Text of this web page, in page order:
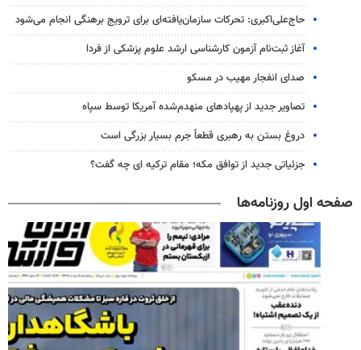
حاج‌علی‌اکبری: تحرکات سازمان‌یافته‌ای برای ترویج برهنگی انجام می‌شود
آغاز ثبت‌نام‌ آزمون کارشناسی ارشد علوم پزشکی از فردا
صدای انفجار مهیب در مسکو
تصاویر جدید از پهپادهای منهدم‌شده آمریکا توسط سپاه
دروغ بستن به رهبری قطعاً جرم بسیار بزرگی است
جزئیاتی جدید از توافق مکه؛ مقام ترکیه ای چه گفت؟
صفحه اول روزنامه‌ها